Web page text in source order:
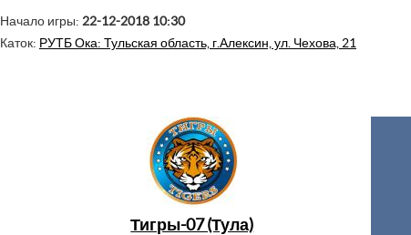
Начало игры: 22-12-2018 10:30
Каток: РУТБ Ока: Тульская область, г.Алексин, ул. Чехова, 21
Тигры-07 (Тула)